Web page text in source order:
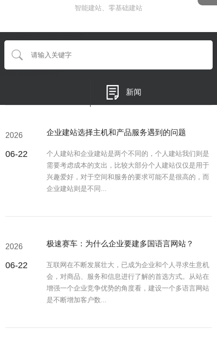
智能建站、零基础建站
新闻
2026
06-22
企业建站选择主机和产品服务遇到的问题
个人建站和企业建站是两个不同的，个人建站我们则是
需要考虑成本的支出，比较大部分个人建站仅仅是用于
兴趣爱好，对于空间和服务的要求可能不是很高的，而
企业建站则是不同...
2026
06-22
极速赛车：为什么企业要建多国语言网站？
互联网在不断发展壮大，已成为企业和个人寻求生意机
会，对商品、服务和信息进行了解的首选方式。从站在
增强一个企业竞争优势的角度看，建设一个多语言网站
是不断增加客户数...